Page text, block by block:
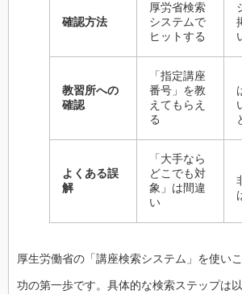
確認方法
厚労省検索
システムで
ヒットする
教習所への
確認
「指定講座
番号」を教
えてもらえ
る
よくある誤
解
「大手なら
どこでも対
象」は間違
い
厚生労働省の「講座検索システム」を使い
功の第一歩です。具体的な検索ステップは以